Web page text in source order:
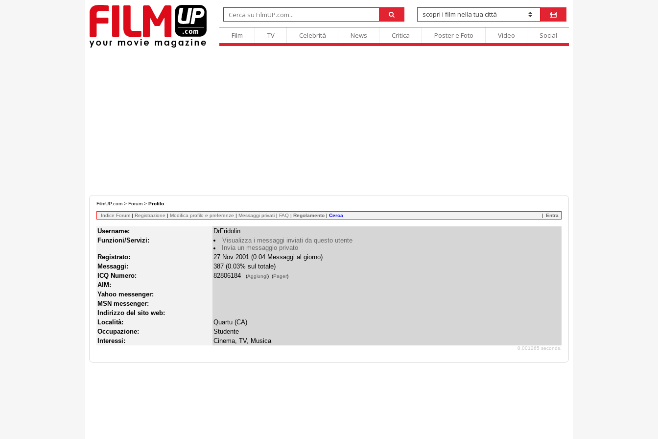
Film TV Celebrità News Critica Poster e Foto Video Social
FilmUP.com > Forum > Profilo
Indice Forum | Registrazione | Modifica profilo e preferenze | Messaggi privati | FAQ | Regolamento | Cerca Entra
Username:
DrFridolin
Funzioni/Servizi:
Visualizza i messaggi inviati da questo utente
Invia un messaggio privato
Registrato:
27 Nov 2001 (0.04 Messaggi al giorno)
Messaggi:
387 (0.03% sul totale)
ICQ Numero:
82806184 (Aggiungi) (Pager)
AIM:
Yahoo messenger:
MSN messenger:
Indirizzo del sito web:
Località:
Quartu (CA)
Occupazione:
Studente
Interessi:
Cinema, TV, Musica
0.001265 seconds.